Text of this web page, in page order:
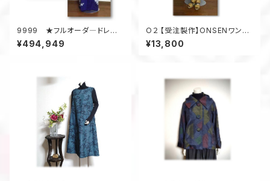
9999 ★フルオーダ―ドレス
製作★ ★表示価格は販売価
格ではありません★ ★購入前
¥494,949
O２ 【受注製作】ONSENワンピ
ース 浴衣・着物リメイク 脱
着簡単 ゴム入り リラック
¥13,800